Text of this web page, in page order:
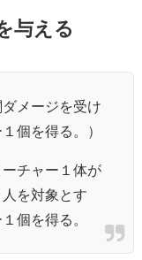
与える
メージを受け
個を得る。）
チャー１体が
を対象とす
個を得る。